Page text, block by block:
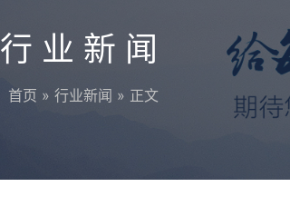
行业新闻
首页 » 行业新闻 » 正文